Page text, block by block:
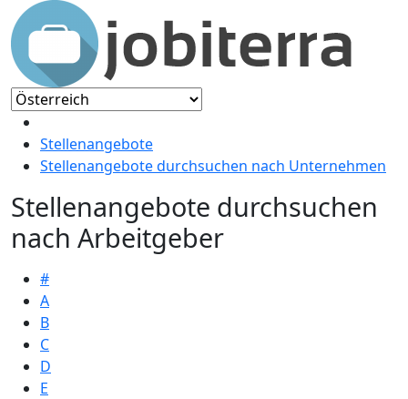
Stellenangebote
Stellenangebote durchsuchen nach Unternehmen
Stellenangebote durchsuchen
nach Arbeitgeber
#
A
B
C
D
E